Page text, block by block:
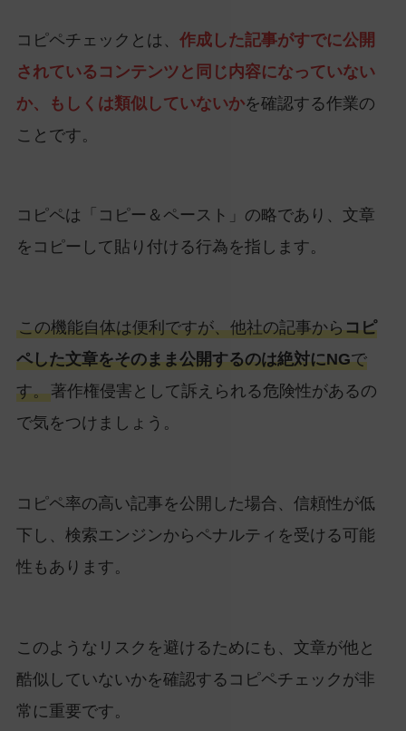
コピペチェックとは、 作成した記事がすでに公開
されているコンテンツと同じ内容になっていない
か、もしくは類似していないかを確認する作業の
ことです。
コピペは「コピー＆ペースト」の略であり、文章
をコピーして貼り付ける行為を指します。
この機能自体は便利ですが、他社の記事からコピ
ペした文章をそのまま公開するのは絶対にNGで
す。著作権侵害として訴えられる危険性があるの
で気をつけましょう。
コピペ率の高い記事を公開した場合、信頼性が低
下し、検索エンジンからペナルティを受ける可能
性もあります。
このようなリスクを避けるためにも、文章が他と
酷似していないかを確認するコピペチェックが非
常に重要です。